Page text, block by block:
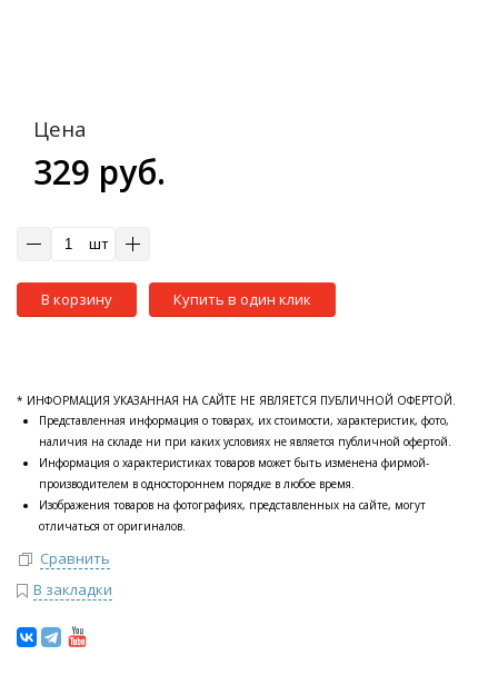
Цена
329 руб.
шт
В корзину Купить в один клик
* ИНФОРМАЦИЯ УКАЗАННАЯ НА САЙТЕ НЕ ЯВЛЯЕТСЯ ПУБЛИЧНОЙ ОФЕРТОЙ.
Представленная информация о товарах, их стоимости, характеристик, фото,
наличия на складе ни при каких условиях не является публичной офертой.
Информация о характеристиках товаров может быть изменена фирмой-
производителем в одностороннем порядке в любое время.
Изображения товаров на фотографиях, представленных на сайте, могут
отличаться от оригиналов.
Сравнить
В закладки